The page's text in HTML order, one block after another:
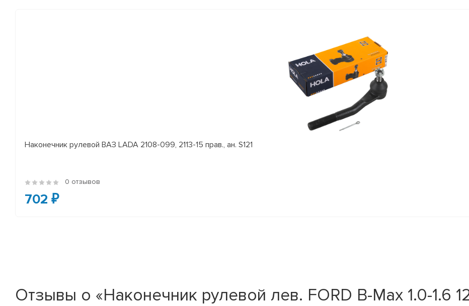
Наконечник рулевой ВАЗ LADA 2108-099, 2113-15 прав., ан. S121
0 отзывов
702 ₽
Отзывы о «Наконечник рулевой лев. FORD B-Max 1.0-1.6